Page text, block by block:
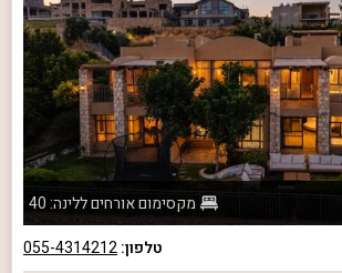
מקסימום אורחים ללינה: 40
טלפון:055-4314212